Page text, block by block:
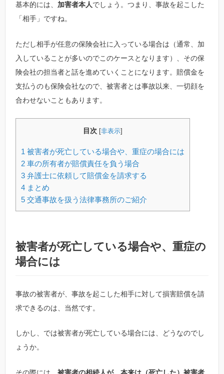
基本的には、 加害者本人でしょう。つまり、事故を起こした
「相手」ですね。
ただし相手が任意の保険会社に入っている場合は（通常、加
入していることが多いのでこのケースとなります）、その保
険会社の担当者と話を進めていくことになります。賠償金を
支払うのも保険会社なので、被害者とは事故以来、一切顔を
合わせないこともあります。
目次 非表示
1 被害者が死亡している場合や、重症の場合には
2 車の所有者が賠償責任を負う場合
3 弁護士に依頼して賠償金を請求する
4 まとめ
5 交通事故を扱う法律事務所のご紹介
被害者が死亡している場合や、重症の
場合には
事故の被害者が、事故を起こした相手に対して損害賠償を請
求できるのは、当然です。
しかし、では被害者が死亡している場合には、どうなのでし
ょうか。
その際には、 被害者の相続人が、本来は（死亡した）被害者